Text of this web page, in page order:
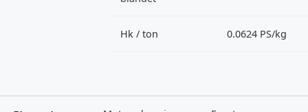
Hk / ton 0.0624 PS/kg